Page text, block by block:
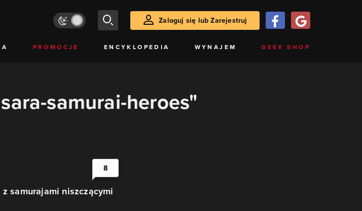
Zaloguj się lub Zarejestruj
PROMOCJE ENCYKLOPEDIA WYNAJEM GEEK SHOP
samurai-heroes"
samurajami niszczącymi
8